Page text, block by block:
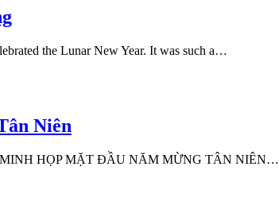
the Lunar New Year. It was such a…
Niên
HỌP MẶT ĐẦU NĂM MỪNG TÂN NIÊN…